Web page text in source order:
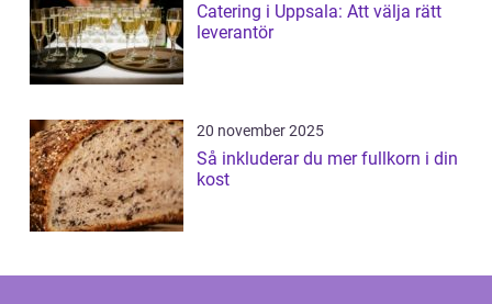
Catering i Uppsala: Att välja rätt
leverantör
20 november 2025
Så inkluderar du mer fullkorn i din
kost